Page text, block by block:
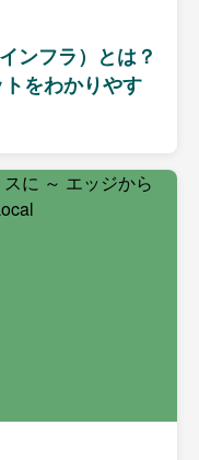
ンフラ）とは？
をわかりやす